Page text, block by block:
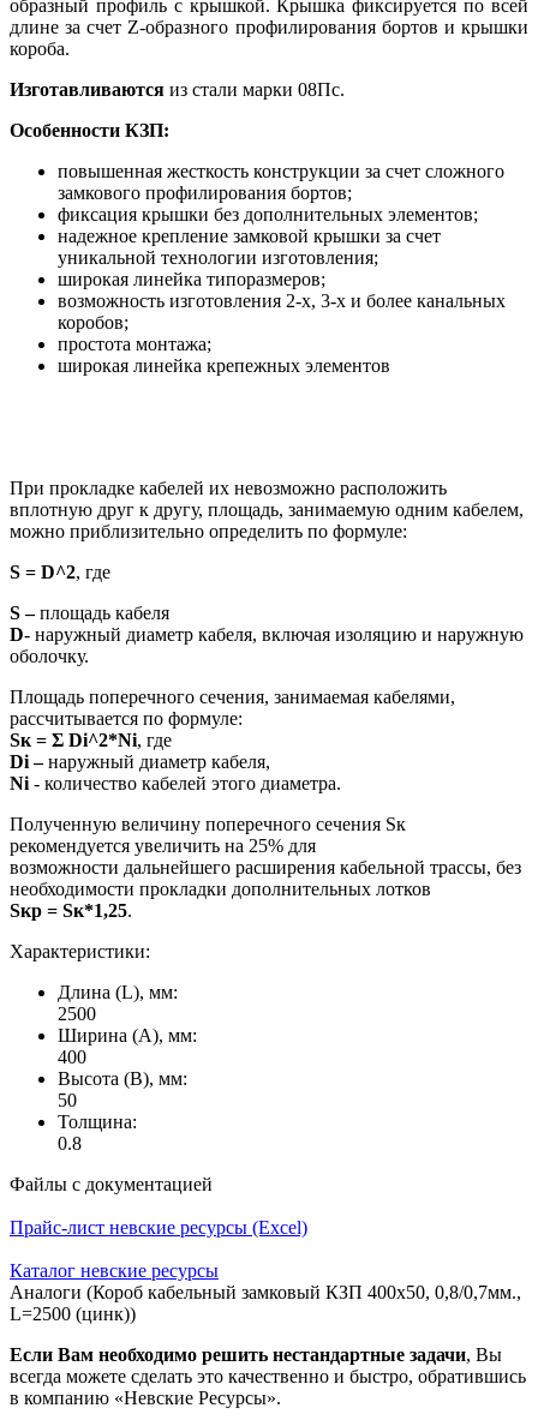
образный профиль с крышкой. Крышка фиксируется по всей
длине за счет Z-образного профилирования бортов и крышки
короба.
Изготавливаются из стали марки 08Пс.
Особенности КЗП:
повышенная жесткость конструкции за счет сложного
замкового профилирования бортов;
фиксация крышки без дополнительных элементов;
надежное крепление замковой крышки за счет
уникальной технологии изготовления;
широкая линейка типоразмеров;
возможность изготовления 2-х, 3-х и более канальных
коробов;
простота монтажа;
широкая линейка крепежных элементов
При прокладке кабелей их невозможно расположить
вплотную друг к другу, площадь, занимаемую одним кабелем,
можно приблизительно определить по формуле:
S = D^2, где
S –площадь кабеля
D- наружный диаметр кабеля, включая изоляцию и наружную
оболочку.
Площадь поперечного сечения, занимаемая кабелями,
рассчитывается по формуле:
Sк = Σ Di^2*Ni, где
Di–наружный диаметр кабеля,
Ni - количество кабелей этого диаметра.
Полученную величину поперечного сечения Sк
рекомендуется увеличить на 25% для
возможности дальнейшего расширения кабельной трассы, без
необходимости прокладки дополнительных лотков
Sкр = Sк*1,25.
Характеристики:
Длина (L), мм:
2500
Ширина (А), мм:
400
Высота (В), мм:
50
Толщина:
0.8
Файлы с документацией
Прайс-лист невские ресурсы (Excel)
Каталог невские ресурсы
Аналоги (Короб кабельный замковый КЗП 400х50, 0,8/0,7мм.,
L=2500 (цинк))
Если Вам необходимо решить нестандартные задачи, Вы
всегда можете сделать это качественно и быстро, обратившись
в компанию «Невские Ресурсы».